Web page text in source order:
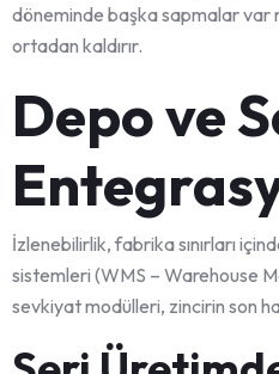
döneminde başka sapmalar var
ortadan kaldırır.
Depo ve
İzlenebilirlik, fabrika sınırları
sistemleri (WMS – Warehouse
sevkiyat modülleri, zincirin son